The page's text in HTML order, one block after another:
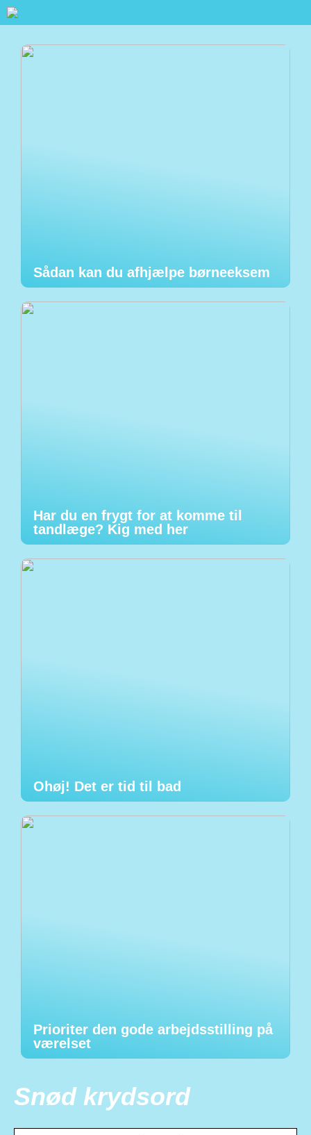
Sådan kan du afhjælpe børneeksem
Har du en frygt for at komme til
tandlæge? Kig med her
Ohøj! Det er tid til bad
Prioriter den gode arbejdsstilling på
værelset
Snød krydsord